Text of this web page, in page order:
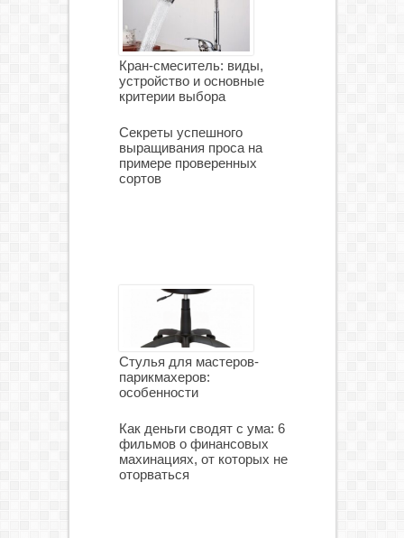
Кран-смеситель: виды,
устройство и основные
критерии выбора
Секреты успешного
выращивания проса на
примере проверенных
сортов
Стулья для мастеров-
парикмахеров:
особенности
Как деньги сводят с ума: 6
фильмов о финансовых
махинациях, от которых не
оторваться